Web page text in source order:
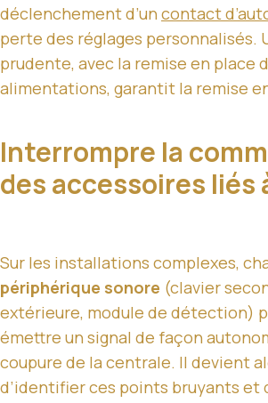
déclenchement d’un contact
perte des réglages personnalisés.
prudente, avec la remise en place
alimentations, garantit la remise
Interrompre la
des accessoires liés
Sur les installations complexes,
périphérique sonore (clavier
extérieure, module de détection)
émettre un signal de façon
coupure de la centrale. Il devient
d’identifier ces points bruyants et